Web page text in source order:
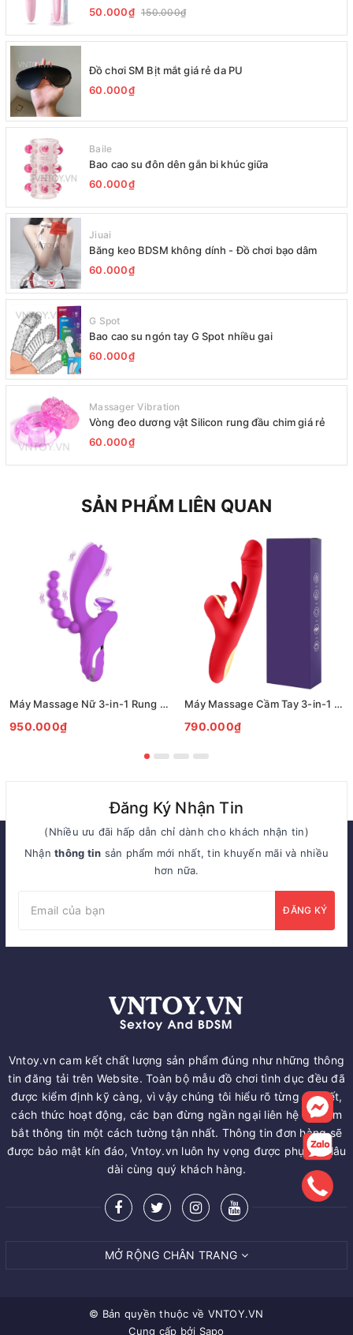
50.000₫ 150.000₫
Đồ chơi SM Bịt mắt giá rẻ da PU
60.000₫
Baile
Bao cao su đôn dên gắn bi khúc giữa
60.000₫
Jiuai
Băng keo BDSM không dính - Đồ chơi bạo dâm
60.000₫
G Spot
Bao cao su ngón tay G Spot nhiều gai
60.000₫
Massager Vibration
Vòng đeo dương vật Silicon rung đầu chim giá rẻ
60.000₫
SẢN PHẨM LIÊN QUAN
Máy Massage Nữ 3-in-1 Rung Đa Chức Năng Kích Thích Điểm G
950.000₫
Máy Massage Cầm Tay 3-in-1 Rung Hút Vảy Khế 7 Chế Độ
790.000₫
Đăng Ký Nhận Tin
(Nhiều ưu đãi hấp dẫn chỉ dành cho khách nhận tin)
Nhậnthông tin sản phẩm mới nhất, tin khuyến mãi và nhiều
hơn nữa.
ĐĂNG KÝ
Vntoy.vn cam kết chất lượng sản phẩm đúng như những thông
tin đăng tải trên Website. Toàn bộ mẫu đồ chơi tình dục đều đã
được kiểm định kỹ càng, vì vậy chúng tôi hiểu rõ từng chi tiết,
cách thức hoạt động, các bạn đừng ngần ngại liên hệ để nắm
bắt thông tin một cách tường tận nhất. Thông tin đơn hàng sẽ
được bảo mật kín đáo, Vntoy.vn luôn hy vọng được phục vụ lâu
dài cùng quý khách hàng.
MỞ RỘNG CHÂN TRANG
© Bản quyền thuộc về VNTOY.VN
Cung cấp bởi Sapo